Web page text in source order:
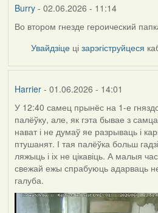
Burry- 02.06.2026 - 11:14
Во втором гнезде героический
Увайдзіце цізарэгіструйцеся
Harrier- 01.06.2026 - 14:01
У 12:40 самец прынёс на 1-е
палёўку, але, як гэта бывае з
нават і не думаў яе разрываць і
птушанят. І тая палёўка больш
ляжыць і іх не цікавіць. А малыя
свежай ежы спрабуюць адарваць
галуба.